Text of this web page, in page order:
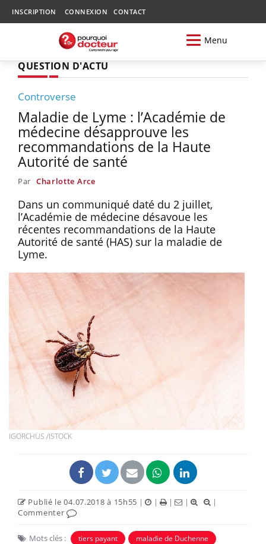
INSCRIPTION CONNEXION CONTACT
Menu
QUESTION D'ACTU
Controverse
Maladie de Lyme : l’Académie de
médecine désapprouve les
recommandations de la Haute
Autorité de santé
Par Charlotte Arce
Dans un communiqué daté du 2 juillet,
l’Académie de médecine désavoue les
récentes recommandations de la Haute
Autorité de santé (HAS) sur la maladie de
Lyme.
IGORCHUS /ISTOCK
Publié le 04.07.2018 à 15h55 | | | |
|
Commenter
Mots clés : tiers payant
maladie de Duchenne